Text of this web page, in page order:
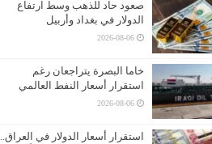
صعود حاد للذهب وسط ارتفاع
الدولار في بغداد وأربيل
2026-08-06
خاما البصرة يتراجعان رغم
استقرار أسعار النفط العالمي
2026-08-06
استقرار أسعار الدولار في العراق..